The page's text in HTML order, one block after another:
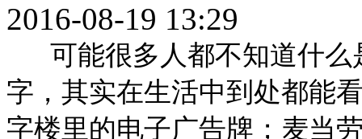
2016-08-19 13:29
可能很多人都不知道什么
字，其实在生活中到处都能
字楼里的电子广告牌；麦当